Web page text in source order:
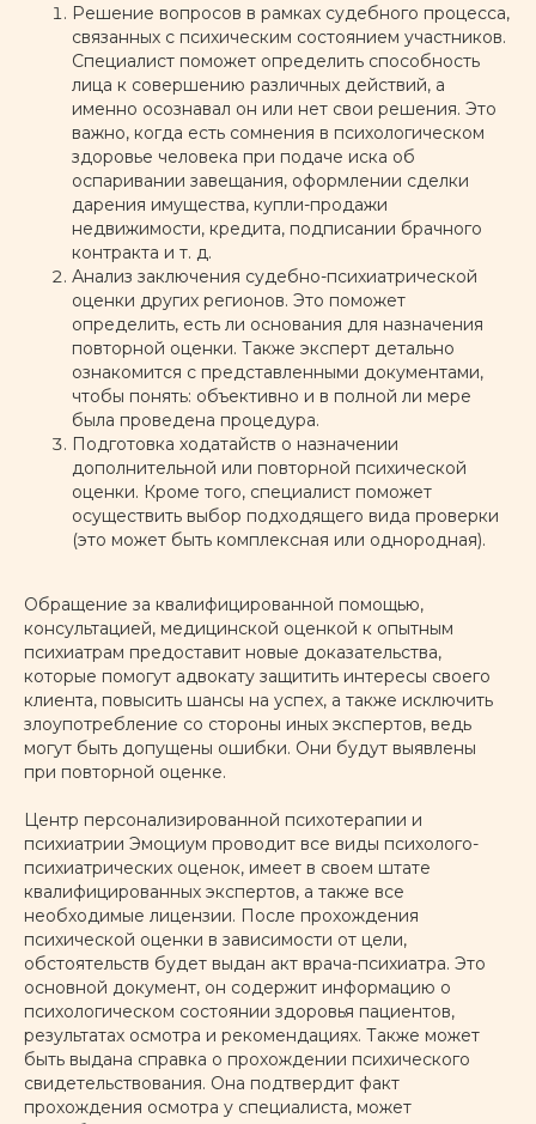
Решение вопросов в рамках судебного процесса,
связанных с психическим состоянием участников.
Специалист поможет определить способность
лица к совершению различных действий, а
именно осознавал он или нет свои решения. Это
важно, когда есть сомнения в психологическом
здоровье человека при подаче иска об
оспаривании завещания, оформлении сделки
дарения имущества, купли-продажи
недвижимости, кредита, подписании брачного
контракта и т. д.
Анализ заключения судебно-психиатрической
оценки других регионов. Это поможет
определить, есть ли основания для назначения
повторной оценки. Также эксперт детально
ознакомится с представленными документами,
чтобы понять: объективно и в полной ли мере
была проведена процедура.
Подготовка ходатайств о назначении
дополнительной или повторной психической
оценки. Кроме того, специалист поможет
осуществить выбор подходящего вида проверки
(это может быть комплексная или однородная).
Обращение за квалифицированной помощью,
консультацией, медицинской оценкой к опытным
психиатрам предоставит новые доказательства,
которые помогут адвокату защитить интересы своего
клиента, повысить шансы на успех, а также исключить
злоупотребление со стороны иных экспертов, ведь
могут быть допущены ошибки. Они будут выявлены
при повторной оценке.
Центр персонализированной психотерапии и
психиатрии Эмоциум проводит все виды психолого-
психиатрических оценок, имеет в своем штате
квалифицированных экспертов, а также все
необходимые лицензии. После прохождения
психической оценки в зависимости от цели,
обстоятельств будет выдан акт врача-психиатра. Это
основной документ, он содержит информацию о
психологическом состоянии здоровья пациентов,
результатах осмотра и рекомендациях. Также может
быть выдана справка о прохождении психического
свидетельствования. Она подтвердит факт
прохождения осмотра у специалиста, может